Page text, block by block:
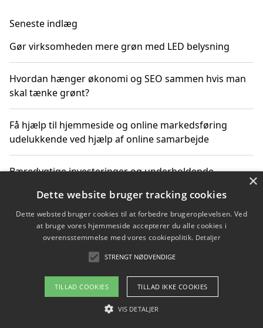
Seneste indlæg
Gør virksomheden mere grøn med LED belysning
Hvordan hænger økonomi og SEO sammen hvis man
skal tænke grønt?
Få hjælp til hjemmeside og online markedsføring
udelukkende ved hjælp af online samarbejde
Bæredygtige investeringer og underholdende
Sådan kan online møder for virksomheder fremme
grønne investeringer
Copyright 2026 - Pilanto Aps
Om / kontakt
×
Dette website bruger tracking cookies
Dette websted bruger cookies til at forbedre brugeroplevelsen. Ved
at bruge vores hjemmeside accepterer du alle cookies i
overensstemmelse med vores cookiepolitik. Detaljer
STRENGT NØDVENDIGE
TILLAD COOKIES TILLAD IKKE COOKIES
VIS DETALJER